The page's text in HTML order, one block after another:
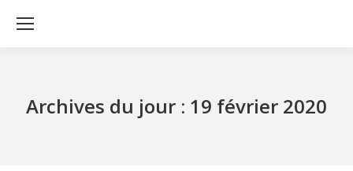
Archives du jour : 19 février 2020